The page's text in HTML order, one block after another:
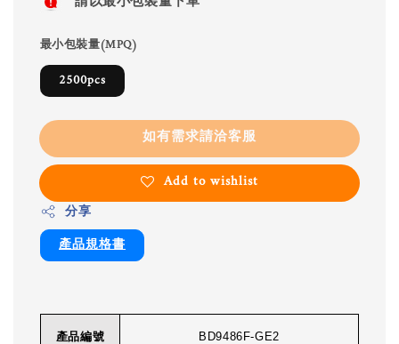
最小包裝量(MPQ)
2500pcs
如有需求請洽客服
Add to wishlist
分享
產品規格書
產品編號 BD9486F-GE2